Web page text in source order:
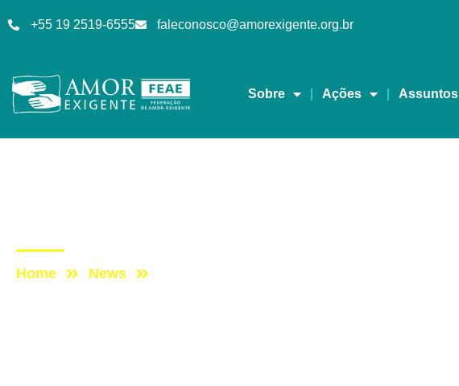
+55 19 2519-6555 faleconosco@amorexigente.org.br
Sobre Ações Assuntos
Home News